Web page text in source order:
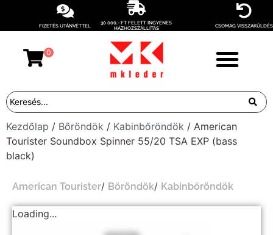
FIZETÉS UTÁNVÉTTEL
30 000,- FT FELETT INGYENES
HÁZHOZSZÁLLÍTÁS
CSOMAG VISSZAKÜLDÉS
0
Kezdőlap / Bőröndök / Kabinbőröndök / American
Tourister Soundbox Spinner 55/20 TSA EXP (bass
black)
American Tourister/ Bőröndök/ Kabinbőröndök
Loading...